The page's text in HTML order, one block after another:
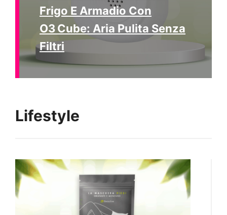
Frigo E Armadio Con
O3 Cube: Aria Pulita Senza
Filtri
Lifestyle